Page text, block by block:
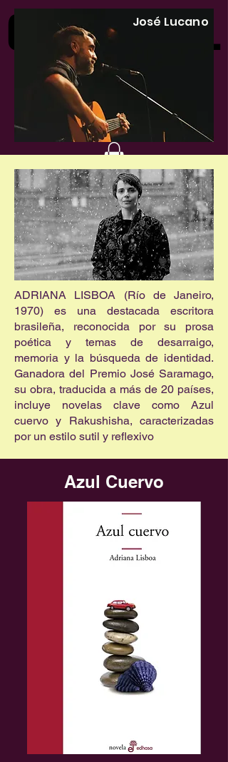
CINE DE PAPEL
CINE DE PAPEL
Libros nuevos y leídos
José Lucano
ADRIANA LISBOA (Río de Janeiro,
1970) es una destacada escritora
brasileña, reconocida por su prosa
poética y temas de desarraigo,
memoria y la búsqueda de identidad.
Ganadora del Premio José Saramago,
su obra, traducida a más de 20 países,
incluye novelas clave como Azul
cuervo y Rakushisha, caracterizadas
por un estilo sutil y reflexivo
Azul Cuervo